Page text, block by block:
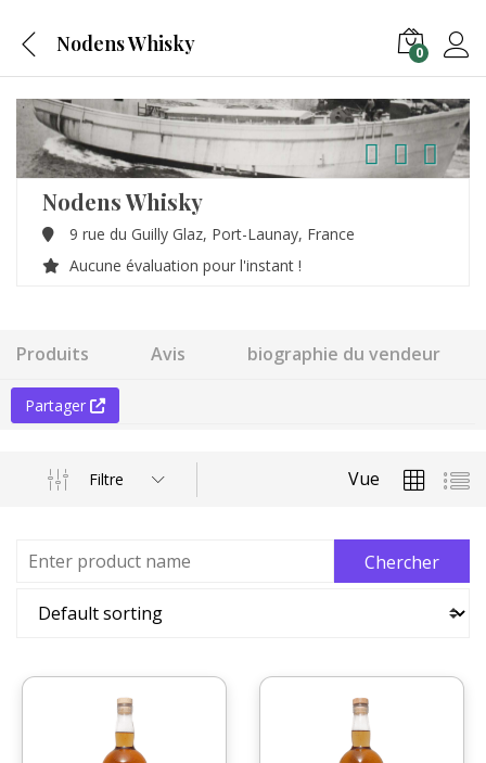
Nodens Whisky 0
Nodens Whisky
9 rue du Guilly Glaz, Port-Launay, France
Aucune évaluation pour l'instant !
Produits Avis biographie du vendeur
Partager
Vue
Filtre